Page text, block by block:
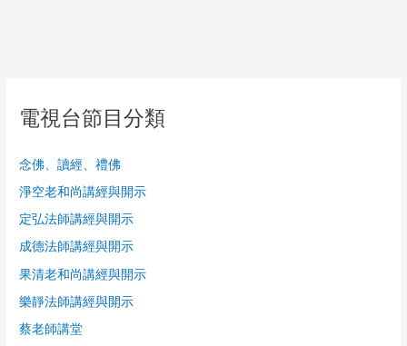
電視台節目分類
念佛、讀經、禮佛
淨空老和尚講經與開示
定弘法師講經與開示
成德法師講經與開示
果清老和尚講經與開示
樂靜法師講經與開示
蔡老師講堂